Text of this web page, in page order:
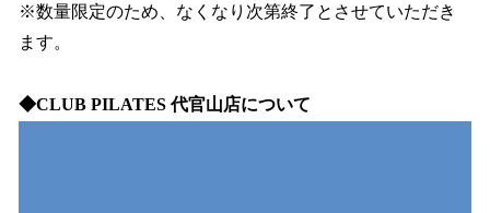
※数量限定のため、なくなり次第終了とさせていただき
ます。
◆CLUB PILATES 代官山店について